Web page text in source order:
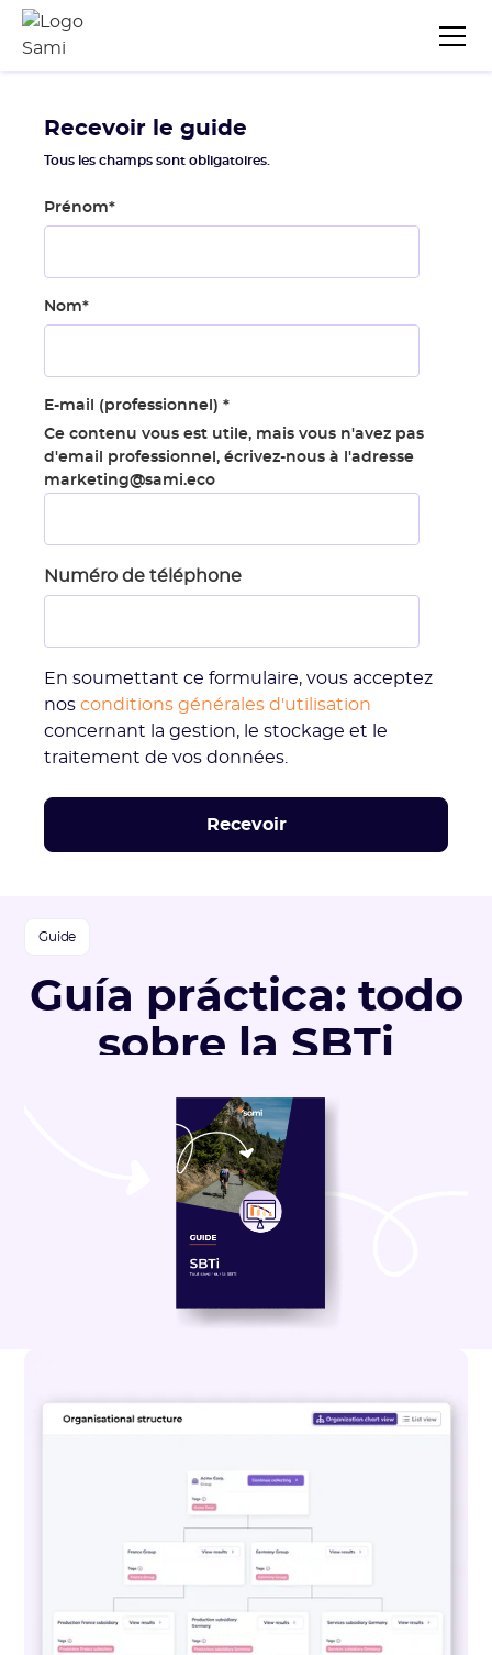
Guide
Guía práctica: todo
sobre la SBTi
Recevoir le guide
Tous les champs sont obligatoires.
Prénom*
Nom*
E-mail (professionnel) *
Ce contenu vous est utile, mais vous n'avez pas
d'email professionnel, écrivez-nous à l'adresse
marketing@sami.eco
Numéro de téléphone
En soumettant ce formulaire, vous acceptez
nos conditions générales d'utilisation
concernant la gestion, le stockage et le
traitement de vos données.